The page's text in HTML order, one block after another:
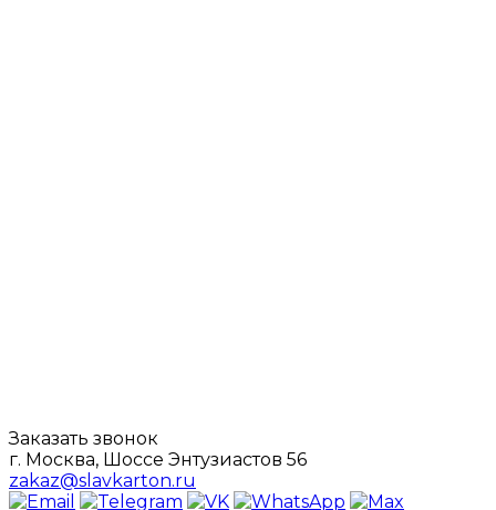
Заказать звонок
г. Москва, Шоссе Энтузиастов 56
zakaz@slavkarton.ru